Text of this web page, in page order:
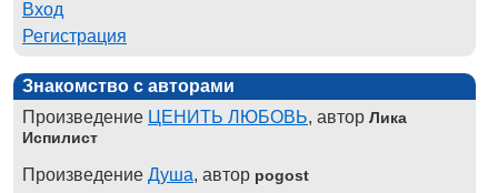
Вход
Регистрация
Знакомство с авторами
Произведение ЦЕНИТЬ ЛЮБОВЬ, автор Лика
Испилист
Произведение Душа, автор pogost